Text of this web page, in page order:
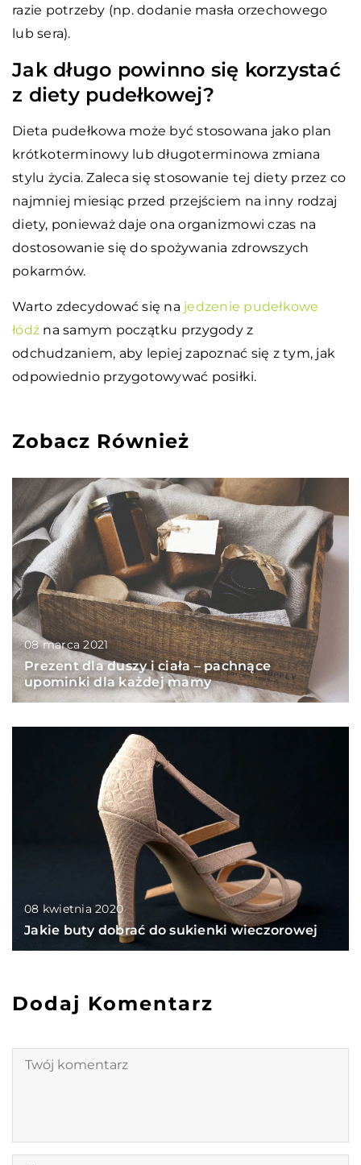
razie potrzeby (np. dodanie masła orzechowego
lub sera).
Jak długo powinno się korzystać
z diety pudełkowej?
Dieta pudełkowa może być stosowana jako plan
krótkoterminowy lub długoterminowa zmiana
stylu życia. Zaleca się stosowanie tej diety przez co
najmniej miesiąc przed przejściem na inny rodzaj
diety, ponieważ daje ona organizmowi czas na
dostosowanie się do spożywania zdrowszych
pokarmów.
Warto zdecydować się na jedzenie pudełkowe
łódź na samym początku przygody z
odchudzaniem, aby lepiej zapoznać się z tym, jak
odpowiednio przygotowywać posiłki.
Zobacz Również
08 marca 2021
Prezent dla duszy i ciała – pachnące
upominki dla każdej mamy
08 kwietnia 2020
Jakie buty dobrać do sukienki wieczorowej
Dodaj Komentarz